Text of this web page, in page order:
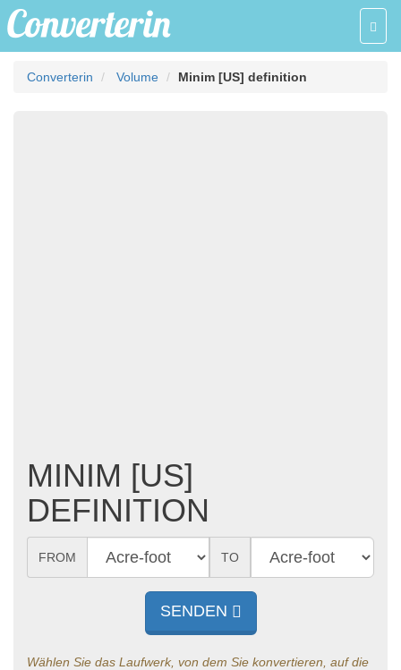
Converterin Volume Minim [US] definition
MINIM [US]
DEFINITION
FROM TO
SENDEN
Wählen Sie das Laufwerk, von dem Sie konvertieren, auf die